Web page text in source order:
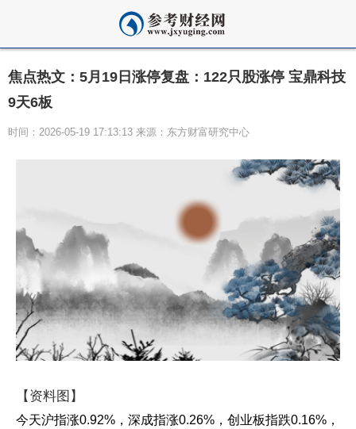
焦点热文：5月19日涨停复盘：122只股涨停 宝鼎科技
9天6板
时间：2026-05-19 17:13:13 来源：东方财富研究中心
【资料图】
今天沪指涨0.92%，深成指涨0.26%，创业板指跌0.16%，